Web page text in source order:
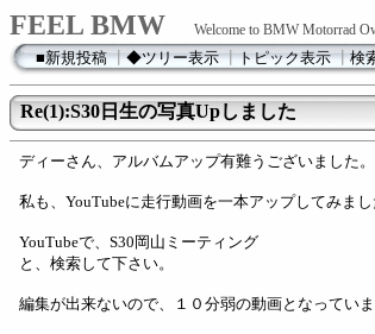
FEEL BMW Welcome to BMW Motorrad
■新規投稿┃◆ツリー表示┃トピック表示┃検
Re(1):S30日生の写真Upしました
ディーさん、アルバムアップ有難うございました。
私も、YouTubeに走行動画を一本アップしてみまし
YouTubeで、S30岡山ミーティング
と、検索して下さい。
編集が出来ないので、１０分弱の動画となっていま